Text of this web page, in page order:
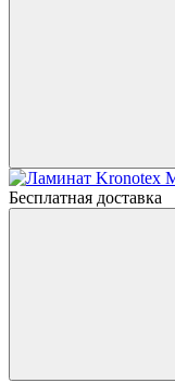
Бесплатная доставка